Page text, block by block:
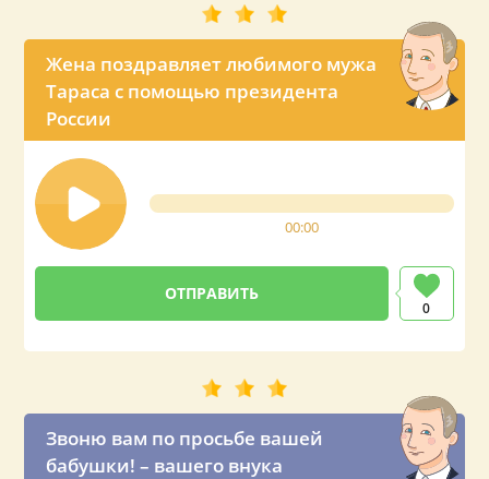
Жена поздравляет любимого мужа
Тараса с помощью президента
России
00:00
0
Звоню вам по просьбе вашей
бабушки! – вашего внука